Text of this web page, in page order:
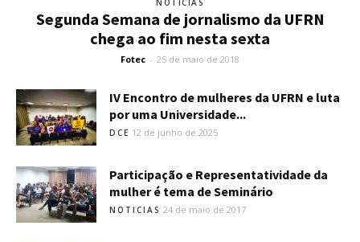
Segunda Semana de jornalismo da UFRN
chega ao fim nesta sexta
Fotec - 25 de maio de 2018
IV Encontro de mulheres da UFRN e luta
por uma Universidade...
DCE 12 de junho de 2025
Participação e Representatividade da
mulher é tema de Seminário
NOTICIAS 24 de maio de 2017